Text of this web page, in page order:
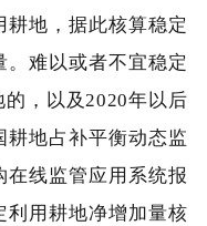
耕地，据此核算稳定
难以或者不宜稳定
，以及2020年以后
耕地占补平衡动态监
在线监管应用系统报
利用耕地净增加量核